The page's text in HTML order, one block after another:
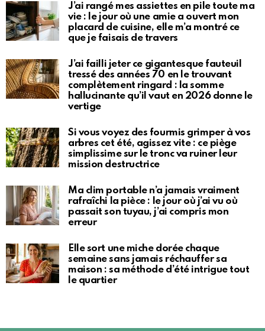
J’ai rangé mes assiettes en pile toute ma
vie : le jour où une amie a ouvert mon
placard de cuisine, elle m’a montré ce
que je faisais de travers
J’ai failli jeter ce gigantesque fauteuil
tressé des années 70 en le trouvant
complètement ringard : la somme
hallucinante qu’il vaut en 2026 donne le
vertige
Si vous voyez des fourmis grimper à vos
arbres cet été, agissez vite : ce piège
simplissime sur le tronc va ruiner leur
mission destructrice
Ma clim portable n’a jamais vraiment
rafraîchi la pièce : le jour où j’ai vu où
passait son tuyau, j’ai compris mon
erreur
Elle sort une miche dorée chaque
semaine sans jamais réchauffer sa
maison : sa méthode d’été intrigue tout
le quartier